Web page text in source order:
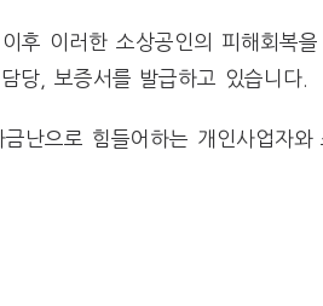
후 이러한 소상공인의 피해회복
당, 보증서를 발급하고 있습니다.
난으로 힘들어하는 개인사업자